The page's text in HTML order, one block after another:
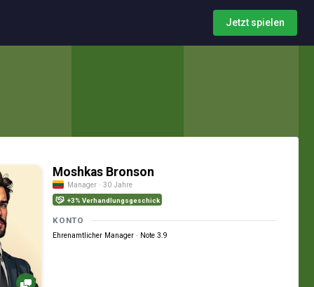
Jetzt spielen
Moshkas Bronson
Manager · 30 Jahre
+3% Verhandlungsgeschick
KONTO
Ehrenamtlicher Manager · Note 3.9